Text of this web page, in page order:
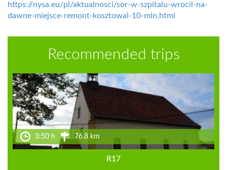
https://nysa.eu/pl/aktualnosci/sor-w-szpitalu-wrocil-na-
dawne-miejsce-remont-kosztowal-10-mln.html
Recommended trips
3:50 h 76.8 km
R17